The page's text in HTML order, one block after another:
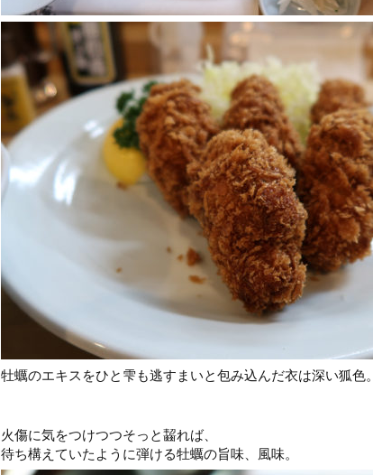
牡蠣のエキスをひと雫も逃すまいと包み込んだ衣は深い狐色。
火傷に気をつけつつそっと齧れば、
待ち構えていたように弾ける牡蠣の旨味、風味。